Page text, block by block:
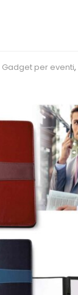
Gadget per eventi,